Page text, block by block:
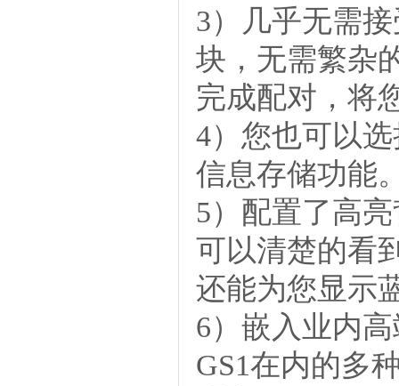
3）几乎无需
块，无需繁杂
完成配对，将
4）您也可以
信息存储功能
5）配置了高
可以清楚的看
还能为您显示
6）嵌入业内
GS1在内的多